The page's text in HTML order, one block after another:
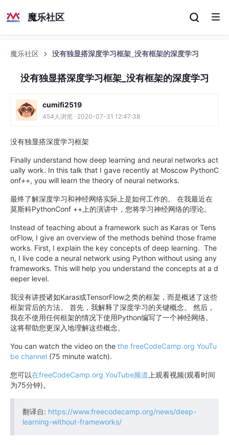
魔乐社区
魔乐社区 没有独显搭深度学习框架_没有框架的深度学习
没有独显搭深度学习框架_没有框架的深度学习
cumifi2519
454人浏览 · 2020-07-31 12:47:38
没有独显搭深度学习框架
Finally understand how deep learning and neural networks act
ually work. In this talk that I gave recently at Moscow PythonC
onf++, you will learn the theory of neural networks.
最终了解深度学习和神经网络实际上是如何工作的。 在我最近在
莫斯科PythonConf ++上的演讲中，您将学习神经网络的理论。
Instead of teaching about a framework such as Karas or Tens
orFlow, I give an overview of the methods behind those frame
works. First, I explain the key concepts of deep learning. The
n, I live code a neural network using Python without using any
frameworks. This will help you understand the concepts at a d
eeper level.
我没有讲授诸如Karas或TensorFlow之类的框架，而是概述了这些
框架背后的方法。 首先，我解释了深度学习的关键概念。 然后，
我在不使用任何框架的情况下使用Python编写了一个神经网络。
这将帮助您更深入地理解这些概念。
You can watch the video on the the freeCodeCamp.org YouTu
be channel (75 minute watch).‌
您可以在freeCodeCamp.org YouTube频道 上观看视频(观看时间
为75分钟)。‌
翻译自: https://www.freecodecamp.org/news/deep-
learning-without-frameworks/